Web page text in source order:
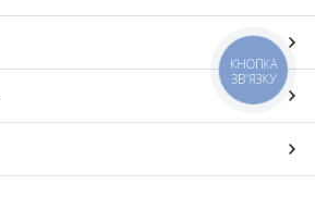
КНОПКА
ЗВ'ЯЗКУ